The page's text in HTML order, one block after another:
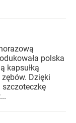
polska
kapsułką
Dzięki